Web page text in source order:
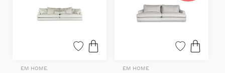
EM HOME EM HOME